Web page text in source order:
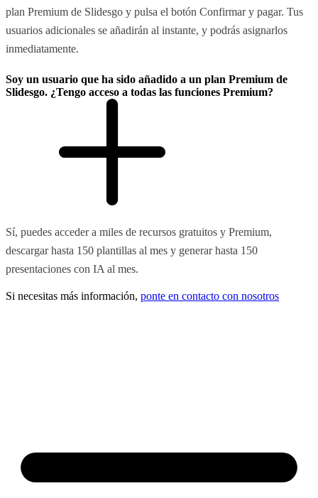
plan Premium de Slidesgo y pulsa el botón Confirmar y pagar. Tus
usuarios adicionales se añadirán al instante, y podrás asignarlos
inmediatamente.
Soy un usuario que ha sido añadido a un plan Premium de
Slidesgo. ¿Tengo acceso a todas las funciones Premium?
Sí, puedes acceder a miles de recursos gratuitos y Premium,
descargar hasta 150 plantillas al mes y generar hasta 150
presentaciones con IA al mes.
Si necesitas más información, ponte en contacto con nosotros